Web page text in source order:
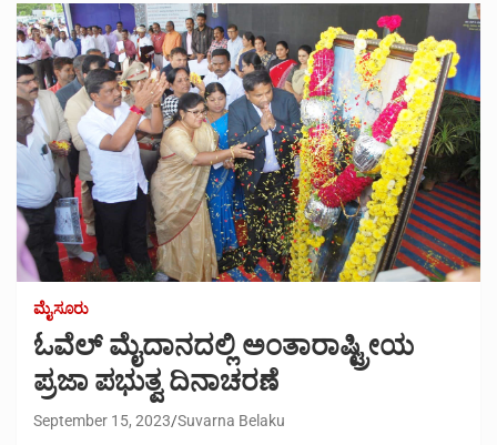
ಮೈಸೂರು
ಓವೆಲ್ ಮೈದಾನದಲ್ಲಿ ಅಂತಾರಾಷ್ಟ್ರೀಯ
ಪ್ರಜಾ ಪಭುತ್ವ ದಿನಾಚರಣೆ
September 15, 2023 Suvarna Belaku